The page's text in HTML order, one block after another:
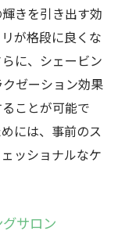
きを引き出す効
が格段に良くな
に、シェービン
ゼーション効果
ことが可能で
には、事前のス
ッショナルなケ
サロン